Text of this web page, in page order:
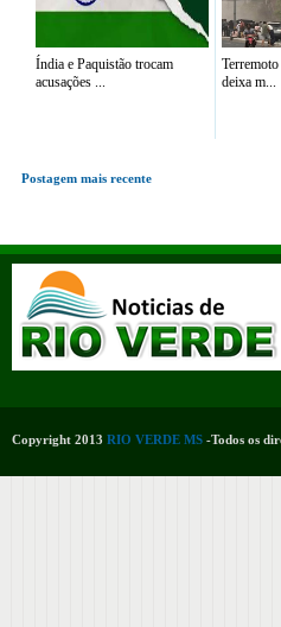
Índia e Paquistão trocam
acusações ...
deixa m...
Postagem mais recente
Copyright 2013 RIO VERDE MS -Todos os